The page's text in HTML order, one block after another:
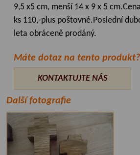
9,5 x5 cm, menší 14 x 9 x 5
ks 110,-plus poštovné.Poslední
leta obráceně prodáný.
Máte dotaz na tento produkt?
KONTAKTUJTE NÁS
Další fotografie